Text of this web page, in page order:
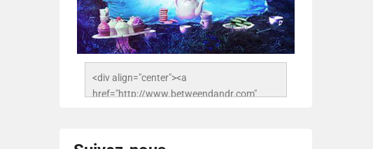
<div align="center"><a
href="http://www.betweendandr.com"
503716673157532-